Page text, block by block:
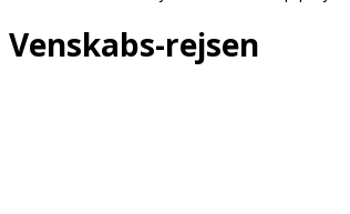
Venskabs-rejsen